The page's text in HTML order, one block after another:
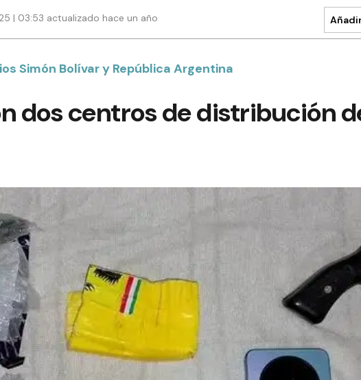
| 03:53 actualizado hace un año
Simón Bolívar y República Argentina
dos centros de distribución